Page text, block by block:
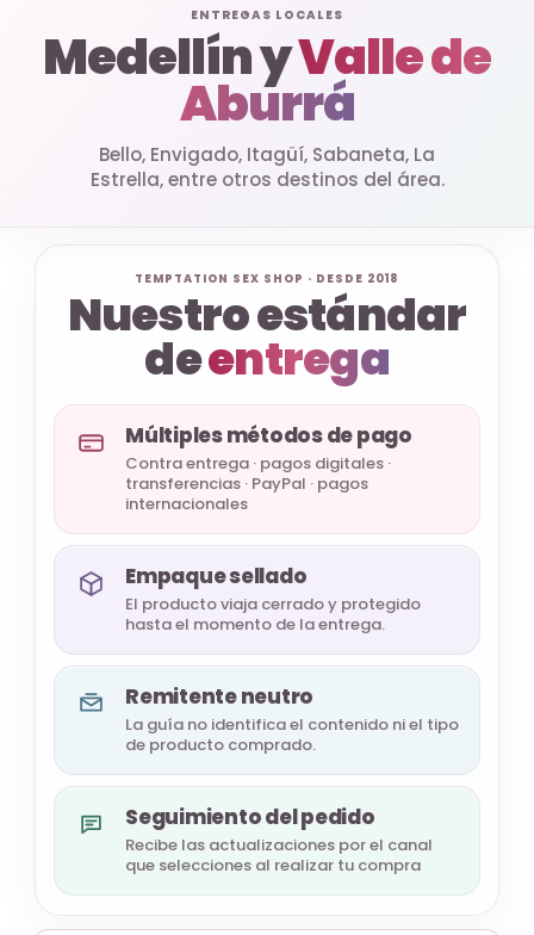
ENTREGAS LOCALES
Medellín yValle de
Aburrá
Bello, Envigado, Itagüí, Sabaneta, La
Estrella, entre otros destinos del área.
TEMPTATION SEX SHOP · DESDE 2018
Nuestro estándar
deentrega
Múltiples métodos de pago
Contra entrega · pagos digitales ·
transferencias · PayPal · pagos
internacionales
Empaque sellado
El producto viaja cerrado y protegido
hasta el momento de la entrega.
Remitente neutro
La guía no identifica el contenido ni el tipo
de producto comprado.
Seguimiento del pedido
Recibe las actualizaciones por el canal
que selecciones al realizar tu compra